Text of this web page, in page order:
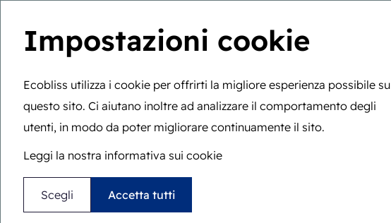
Impostazioni cookie
Ecobliss utilizza i cookie per offrirti la migliore esperienza possibile su
questo sito. Ci aiutano inoltre ad analizzare il comportamento degli
utenti, in modo da poter migliorare continuamente il sito.
Leggi la nostra informativa sui cookie
Scegli Accetta tutti
Sei qui:
Home > Generale > Termini e condizioni generali